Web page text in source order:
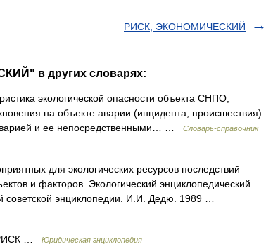
РИСК, ЭКОНОМИЧЕСКИЙ
в других словарях:
экологической опасности объекта СНПО,
на объекте аварии (инцидента, происшествия)
и ее непосредственными… …
Словарь-справочник
для экологических ресурсов последствий
и факторов. Экологический энциклопедический
советской энциклопедии. И.И. Дедю. 1989 …
… Юридическая энциклопедия